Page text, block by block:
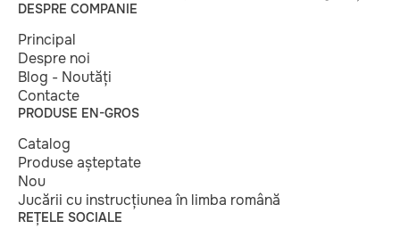
DESPRE COMPANIE
Principal
Despre noi
Blog - Noutăți
Contacte
PRODUSE EN-GROS
Catalog
Produse așteptate
Nou
Jucării cu instrucțiunea în limba română
REȚELE SOCIALE